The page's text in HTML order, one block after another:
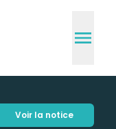
Voir la notice